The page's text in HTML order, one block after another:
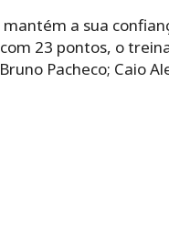
a sua
23 pontos, o
Pacheco; Caio